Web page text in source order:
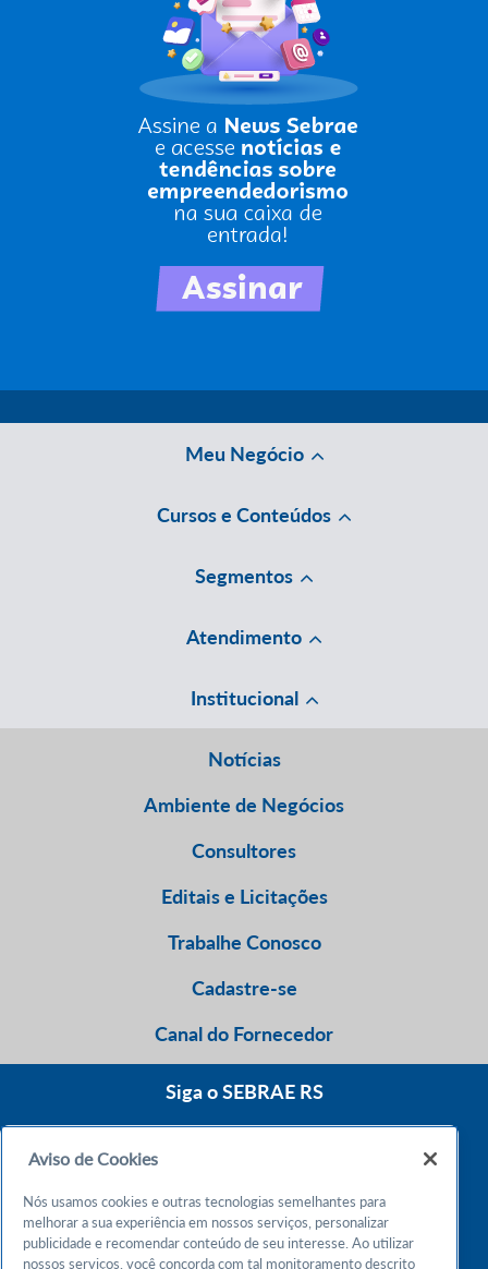
Meu Negócio
Cursos e Conteúdos
Segmentos
Atendimento
Institucional
Notícias
Ambiente de Negócios
Consultores
Editais e Licitações
Trabalhe Conosco
Cadastre-se
Canal do Fornecedor
Siga o SEBRAE RS
Atendimento 24h
Aviso de Cookies
Nós usamos cookies e outras tecnologias semelhantes para
melhorar a sua experiência em nossos serviços, personalizar
publicidade e recomendar conteúdo de seu interesse. Ao utilizar
nossos serviços, você concorda com tal monitoramento descrito